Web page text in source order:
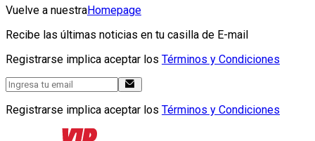
Vuelve a nuestraHomepage
Recibe las últimas noticias en tu casilla de E-mail
Registrarse implica aceptar los Términos y Condiciones
Registrarse implica aceptar los Términos y Condiciones